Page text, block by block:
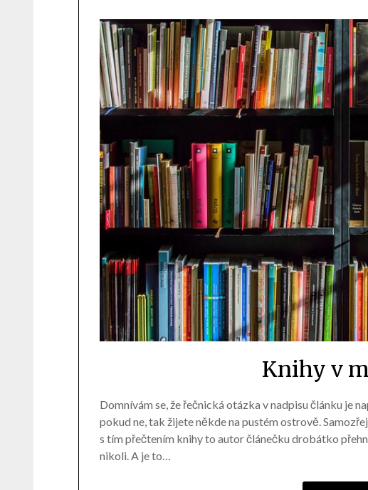
Knihy v
Domnívám se, že řečnická otázka v nadpisu článku je
pokud ne, tak žijete někde na pustém ostrově.
s tím přečtením knihy to autor článečku drobátko
nikoli. A je to…